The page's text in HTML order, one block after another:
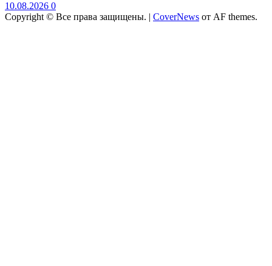
10.08.2026 0
Copyright © Все права защищены. | CoverNews от AF themes.